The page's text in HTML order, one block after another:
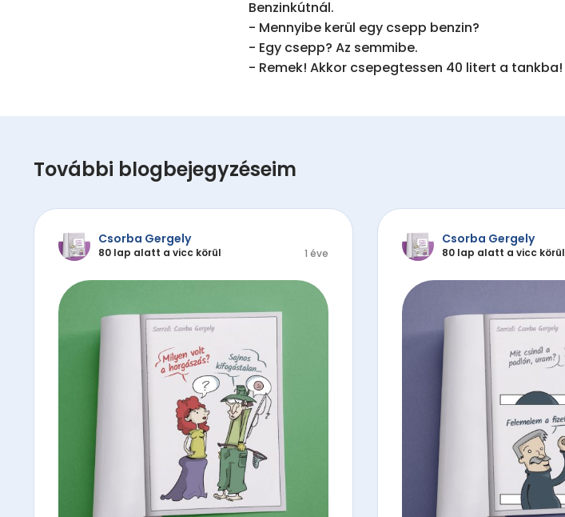
Benzinkútnál.
- Mennyibe kerül egy csepp benzin?
- Egy csepp? Az semmibe.
- Remek! Akkor csepegtessen 40 litert a tankba!
További blogbejegyzéseim
Csorba Gergely
80 lap alatt a vicc körül 1 éve
Csorba Gergely
80 lap alatt a vicc körül